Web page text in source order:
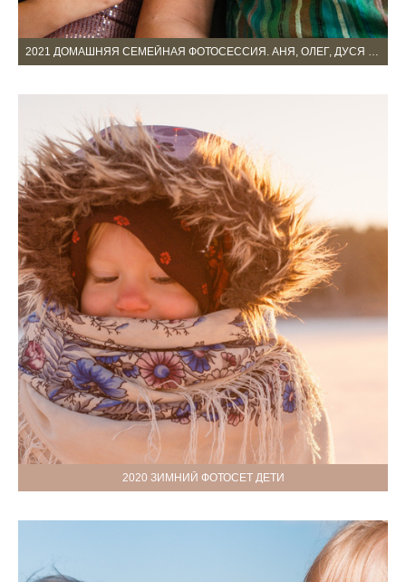
2021 ДОМАШНЯЯ СЕМЕЙНАЯ ФОТОСЕССИЯ. АНЯ, ОЛЕГ, ДУСЯ И ЛЁША
2020 ЗИМНИЙ ФОТОСЕТ ДЕТИ